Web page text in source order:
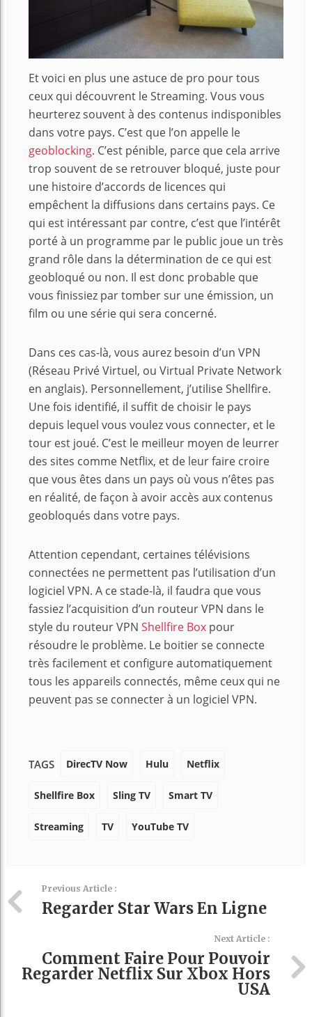
Et voici en plus une astuce de pro pour tous
ceux qui découvrent le Streaming. Vous vous
heurterez souvent à des contenus indisponibles
dans votre pays. C’est que l’on appelle le
geoblocking. C’est pénible, parce que cela arrive
trop souvent de se retrouver bloqué, juste pour
une histoire d’accords de licences qui
empêchent la diffusions dans certains pays. Ce
qui est intéressant par contre, c’est que l’intérêt
porté à un programme par le public joue un très
grand rôle dans la détermination de ce qui est
geobloqué ou non. Il est donc probable que
vous finissiez par tomber sur une émission, un
film ou une série qui sera concerné.
Dans ces cas-là, vous aurez besoin d’un VPN
(Réseau Privé Virtuel, ou Virtual Private Network
en anglais). Personnellement, j’utilise Shellfire.
Une fois identifié, il suffit de choisir le pays
depuis lequel vous voulez vous connecter, et le
tour est joué. C’est le meilleur moyen de leurrer
des sites comme Netflix, et de leur faire croire
que vous êtes dans un pays où vous n’êtes pas
en réalité, de façon à avoir accès aux contenus
geobloqués dans votre pays.
Attention cependant, certaines télévisions
connectées ne permettent pas l’utilisation d’un
logiciel VPN. A ce stade-là, il faudra que vous
fassiez l’acquisition d’un routeur VPN dans le
style du routeur VPN Shellfire Box pour
résoudre le problème. Le boitier se connecte
très facilement et configure automatiquement
tous les appareils connectés, même ceux qui ne
peuvent pas se connecter à un logiciel VPN.
TAGS DirecTV Now Hulu Netflix
Shellfire Box Sling TV Smart TV
Streaming TV YouTube TV
Previous Article :
Regarder Star Wars En Ligne
Next Article :
Comment Faire Pour Pouvoir
Regarder Netflix Sur Xbox Hors
USA